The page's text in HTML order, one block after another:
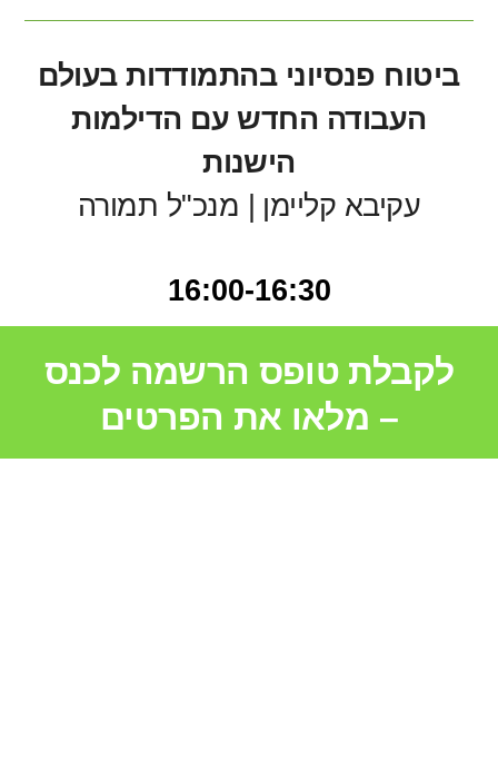
ביטוח פנסיוני בהתמודדות בעולם
העבודה החדש עם הדילמות
הישנות
עקיבא קליימן | מנכ"ל תמורה
16:00-16:30
לקבלת טופס הרשמה לכנס
– מלאו את הפרטים